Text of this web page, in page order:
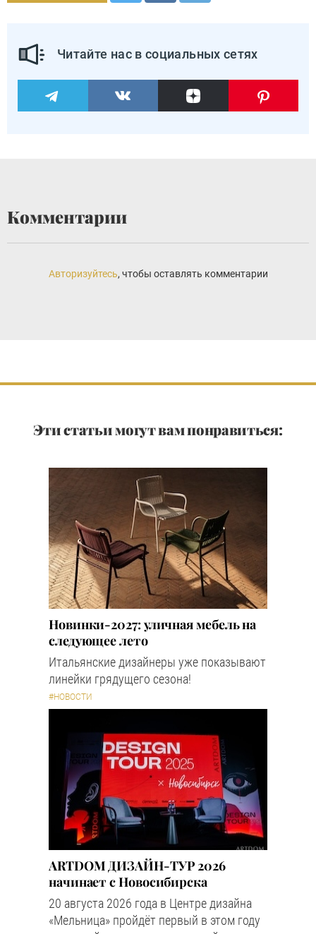
Читайте нас в социальных сетях
Комментарии
Авторизуйтесь, чтобы оставлять комментарии
Эти статьи могут вам понравиться:
Новинки-2027: уличная мебель на
следующее лето
Итальянские дизайнеры уже показывают
линейки грядущего сезона!
#НОВОСТИ
ARTDOM ДИЗАЙН-ТУР 2026
начинает с Новосибирска
20 августа 2026 года в Центре дизайна
«Мельница» пройдёт первый в этом году